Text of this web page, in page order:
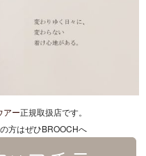
アー正規取扱店です。
方はぜひBROOCHへ